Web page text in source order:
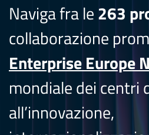
Naviga fra le263
collaborazione
Enterprise Europe
mondiale dei centri
all’innovazione,